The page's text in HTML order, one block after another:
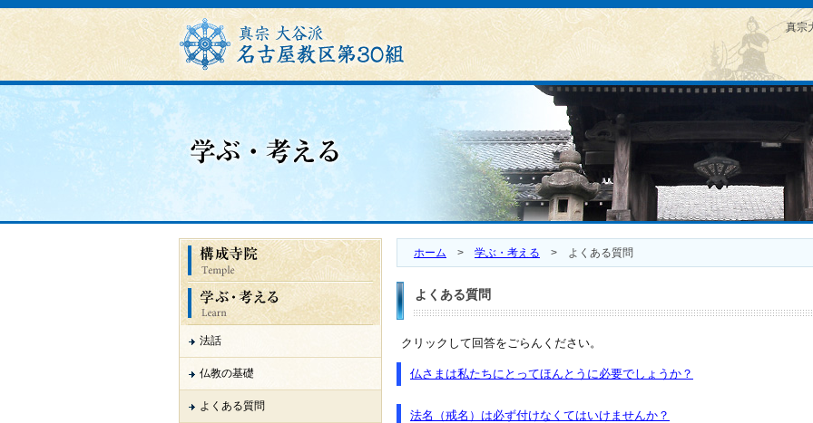
真宗
ホーム > 学ぶ・考える > よくある質問
よくある質問
クリックして回答をごらんください。
仏さまは私たちにとってほんとうに必要でしょうか？
法名（戒名）は必ず付けなくてはいけませんか？
法話
仏教の基礎
よくある質問